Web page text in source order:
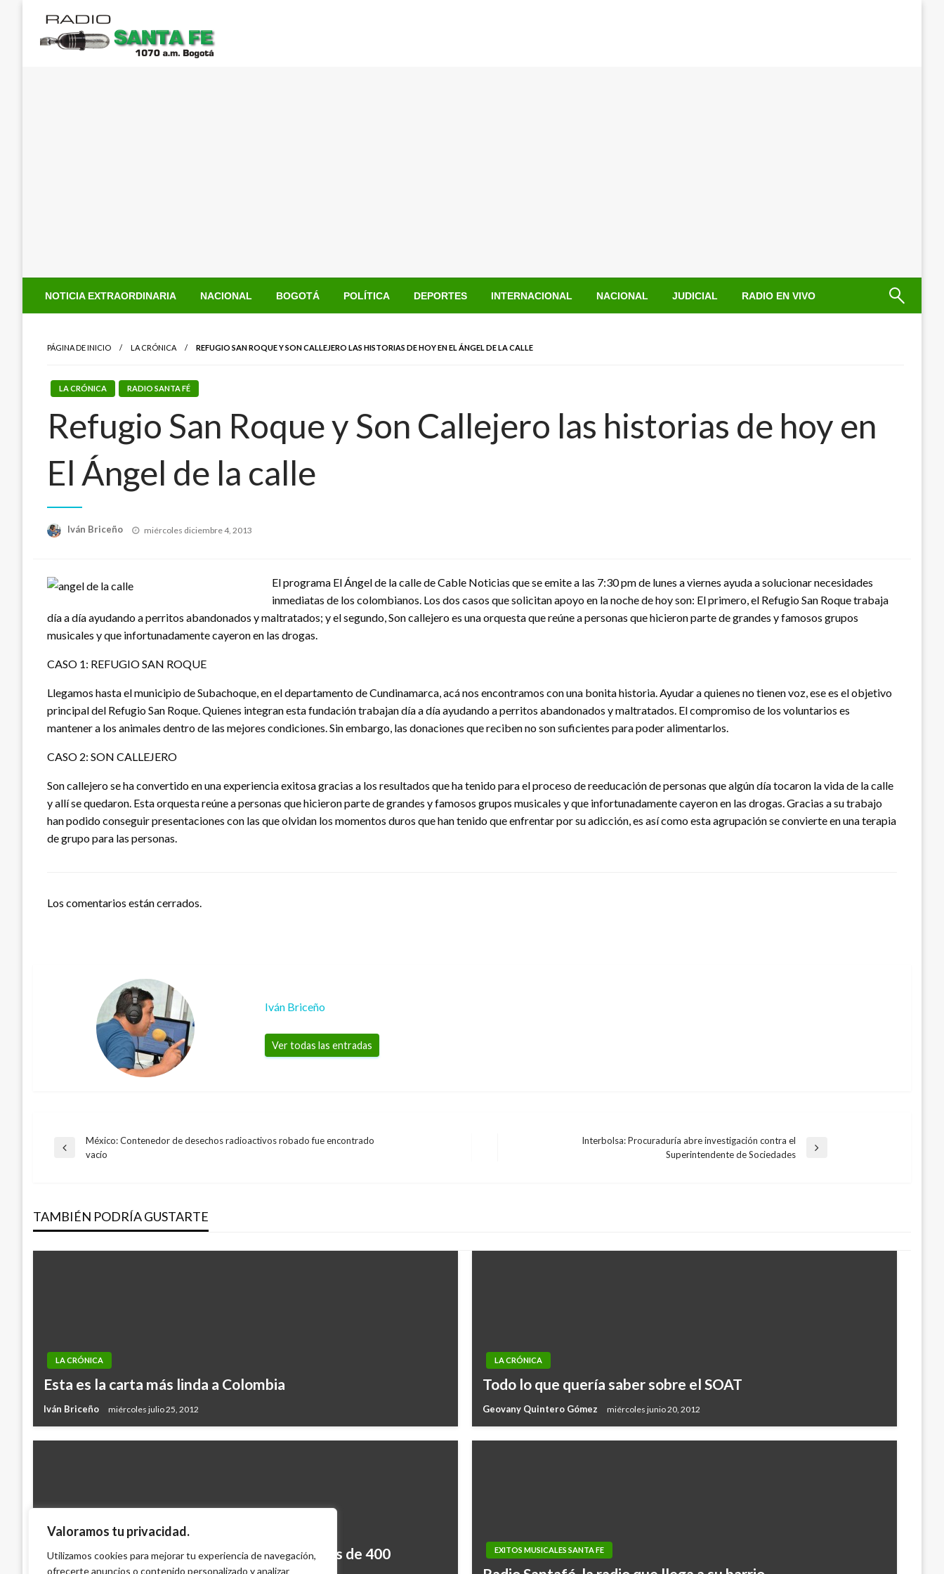
Valoramos tu privacidad.
Utilizamos cookies para mejorar tu experiencia de navegación,
ofrecerte anuncios o contenido personalizado y analizar
contenido
NOTICIA EXTRAORDINARIA NACIONAL BOGOTÁ POLÍTICA DEPORTES INTERNACIONAL NACIONAL JUDICIAL RADIO EN VIVO
PÁGINA DE INICIO LA CRÓNICA REFUGIO SAN ROQUE Y SON CALLEJERO LAS HISTORIAS DE HOY EN EL ÁNGEL DE LA CALLE
LA CRÓNICA RADIO SANTA FÉ
Refugio San Roque y Son Callejero las historias de hoy en
El Ángel de la calle
Iván Briceño
Publicado
miércoles diciembre 4, 2013
El programa El Ángel de la calle de Cable Noticias que se emite a las 7:30 pm de lunes a viernes ayuda a solucionar necesidades
inmediatas de los colombianos. Los dos casos que solicitan apoyo en la noche de hoy son: El primero, el Refugio San Roque trabaja
día a día ayudando a perritos abandonados y maltratados; y el segundo, Son callejero es una orquesta que reúne a personas que hicieron parte de grandes y famosos grupos
musicales y que infortunadamente cayeron en las drogas.
CASO 1: REFUGIO SAN ROQUE
Llegamos hasta el municipio de Subachoque, en el departamento de Cundinamarca, acá nos encontramos con una bonita historia. Ayudar a quienes no tienen voz, ese es el objetivo
principal del Refugio San Roque. Quienes integran esta fundación trabajan día a día ayudando a perritos abandonados y maltratados. El compromiso de los voluntarios es
mantener a los animales dentro de las mejores condiciones. Sin embargo, las donaciones que reciben no son suficientes para poder alimentarlos.
CASO 2: SON CALLEJERO
Son callejero se ha convertido en una experiencia exitosa gracias a los resultados que ha tenido para el proceso de reeducación de personas que algún día tocaron la vida de la calle
y allí se quedaron. Esta orquesta reúne a personas que hicieron parte de grandes y famosos grupos musicales y que infortunadamente cayeron en las drogas. Gracias a su trabajo
han podido conseguir presentaciones con las que olvidan los momentos duros que han tenido que enfrentar por su adicción, es así como esta agrupación se convierte en una terapia
de grupo para las personas.
Los comentarios están cerrados.
Iván Briceño
Ver todas las entradas
Navegación
entradas
Entrada
México: Contenedor de desechos radioactivos robado fue encontrado
vacío
Interbolsa: Procuraduría abre investigación contra el
Superintendente de Sociedades
TAMBIÉN PODRÍA GUSTARTE
LA CRÓNICA
Esta es la carta más linda a Colombia
Iván Briceño miércoles julio 25, 2012
LA CRÓNICA
Todo lo que quería saber sobre el SOAT
Geovany Quintero Gómez miércoles junio 20, 2012
EMPLEO
Ofertas de trabajo – Octubre 5 de 2010 (Más de 400
EXITOS MUSICALES SANTA FE